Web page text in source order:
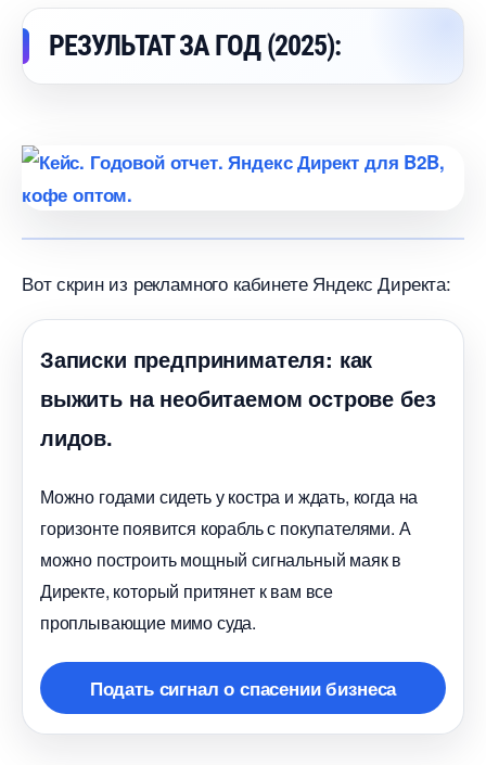
РЕЗУЛЬТАТ ЗА ГОД (2025):
от скрин из рекламного кабинете Яндекс Директа:
Записки предпринимателя: как
ыжить на необитаемом острове без
лидов.
Можно годами сидеть у костра и ждать, когда на
оризонте появится корабль с покупателями. А
можно построить мощный сигнальный маяк
Директе, который притянет к вам все
проплывающие мимо суда.
Подать сигнал о спасении бизнеса